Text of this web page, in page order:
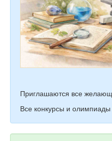
Приглашаются все
Все конкурсы и